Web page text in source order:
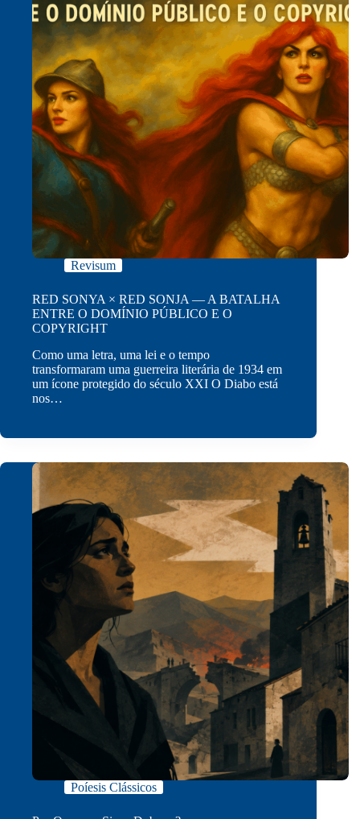
Revisum
RED SONYA × RED SONJA — A BATALHA
ENTRE O DOMÍNIO PÚBLICO E O
COPYRIGHT
Como uma letra, uma lei e o tempo
transformaram uma guerreira literária de 1934 em
um ícone protegido do século XXI O Diabo está
nos…
Poíesis Clássicos